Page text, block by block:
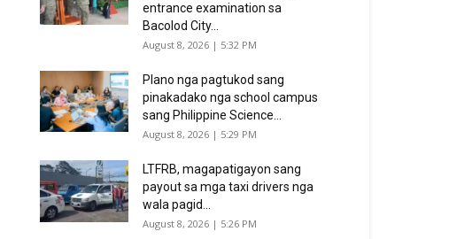
entrance examination sa
Bacolod City...
August 8, 2026 | 5:32 PM
Plano nga pagtukod sang
pinakadako nga school campus
sang Philippine Science...
August 8, 2026 | 5:29 PM
LTFRB, magapatigayon sang
payout sa mga taxi drivers nga
wala pagid...
August 8, 2026 | 5:26 PM